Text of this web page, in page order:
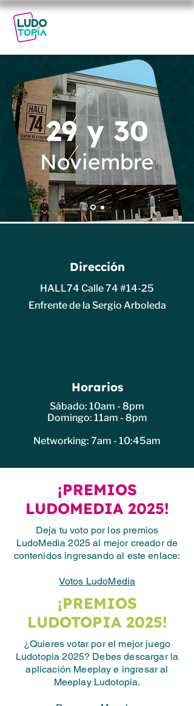
29 y 30
Noviembre
Dirección
HALL74 Calle 74 #14-25
Enfrente de la Sergio Arboleda
Horarios
Sábado: 10am - 8pm
Domingo: 11am - 8pm
Networking: 7am - 10:45am
¡PREMIOS
LUDOMEDIA 2025!
Deja tu voto por los premios
LudoMedia 2025 al mejor creador de
contenidos ingresando al este enlace:
Votos LudoMedia
¡PREMIOS
LUDOTOPIA 2025!
¿Quieres votar por el mejor juego
Ludotopia 2025? ​ Debes descargar la
aplicación Meeplay e ingresar al
Meeplay Ludotopia.